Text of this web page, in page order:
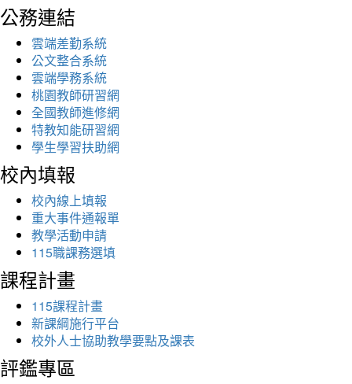
公務連結
雲端差勤系統
公文整合系統
雲端學務系統
桃園教師研習網
全國教師進修網
特教知能研習網
學生學習扶助網
校內填報
校內線上填報
重大事件通報單
教學活動申請
115職課務選填
課程計畫
115課程計畫
新課綱施行平台
校外人士協助教學要點及課表
評鑑專區